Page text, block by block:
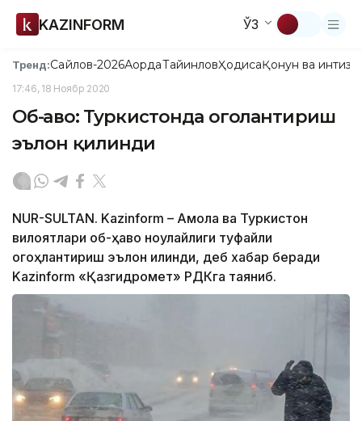
KAZINFORM ЎЗ
Тренд:Сайлов-2026АқордаТайинловҲодисаҚонун ва
17:46, 18 Ноябр 2020
Об-ҳаво: Туркистонда огоҳлантириш
эълон қилинди
NUR-SULTAN. Kazinform – Ақмола ва Туркистон
вилоятлари об-ҳаво ноқулайлиги туфайли
огоҳлантириш эълон қилинди, деб хабар беради
Kazinform «Қазгидромет» РДКга таяниб.